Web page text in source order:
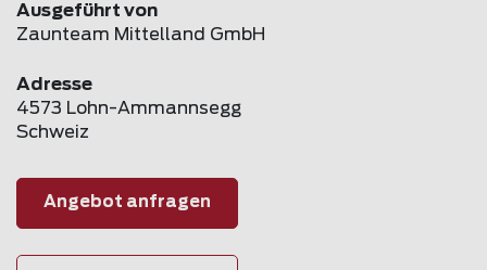
Ausgeführt von
Zaunteam Mittelland GmbH
Adresse
4573 Lohn-Ammannsegg
Schweiz
Angebot anfragen